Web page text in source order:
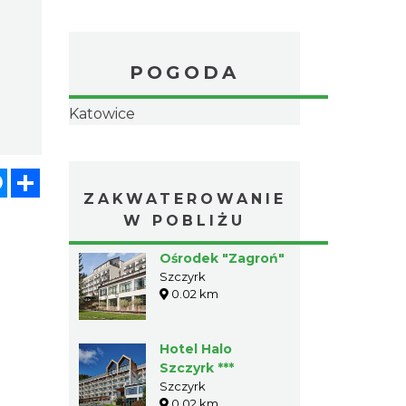
Messenger
POGODA
Katowice
ZAKWATEROWANIE
W POBLIŻU
Ośrodek "Zagroń"
Szczyrk
0.02 km
Hotel Halo
Szczyrk ***
Szczyrk